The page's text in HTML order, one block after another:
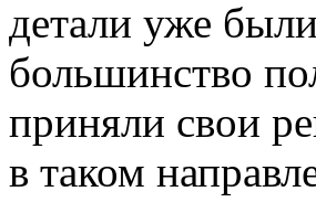
детали уже
большинство
приняли свои
в таком